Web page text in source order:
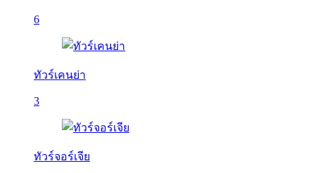
6
ทัวร์เคนย่า
3
ทัวร์จอร์เจีย